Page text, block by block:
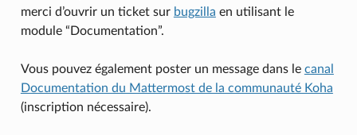
merci d’ouvrir un ticket sur bugzilla en utilisant le
module “Documentation”.
Vous pouvez également poster un message dans le canal
Documentation du Mattermost de la communauté Koha
(inscription nécessaire).